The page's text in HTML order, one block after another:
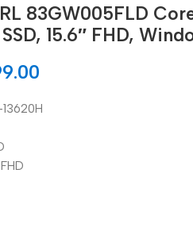
83GW005FLD
15.6″ FHD,